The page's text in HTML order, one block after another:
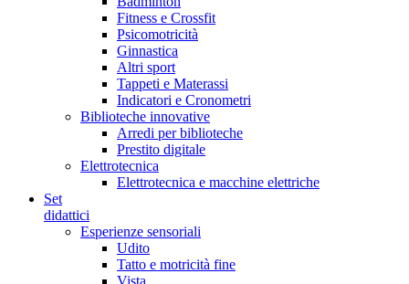
Fitness e Crossfit
Psicomotricità
Ginnastica
Altri sport
Tappeti e Materassi
Indicatori e Cronometri
Biblioteche innovative
Arredi per biblioteche
Prestito digitale
Elettrotecnica
Elettrotecnica e macchine elettriche
Set
didattici
Esperienze sensoriali
Udito
Tatto e motricità fine
Vista